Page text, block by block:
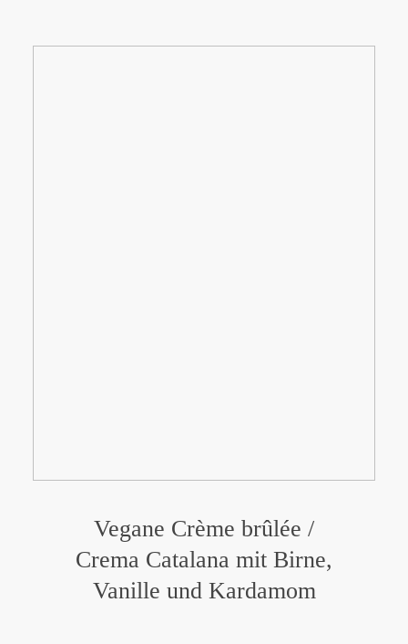
Vegane Crème brûlée /
Crema Catalana mit Birne,
Vanille und Kardamom